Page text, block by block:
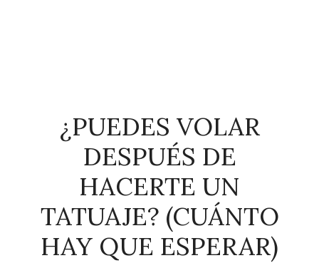
¿PUEDES VOLAR
DESPUÉS DE
HACERTE UN
TATUAJE? (CUÁNTO
HAY QUE ESPERAR)